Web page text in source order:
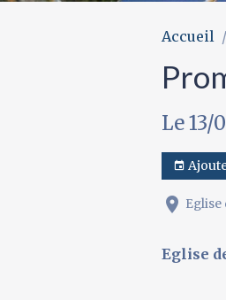
Accueil
Le 13/
Eglise
Eglise